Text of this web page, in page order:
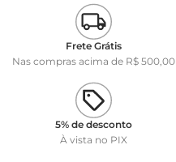
Frete Grátis
Nas compras acima de R$ 500,00
5% de desconto
À vista no PIX